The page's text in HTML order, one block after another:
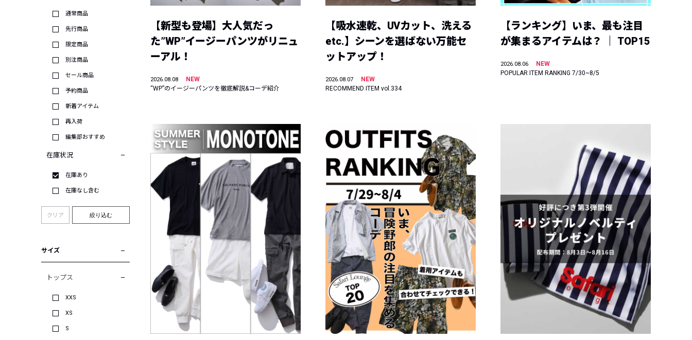
通常商品
先行商品
限定商品
別注商品
セール商品
予約商品
新着アイテム
再入荷
編集部おすすめ
在庫状況
在庫あり
在庫なし含む
クリア 絞り込む
サイズ
トップス
XXS
XS
S
【新型も登場】大人気だっ
た”WP”イージーパンツがリニュ
ーアル！
2026.08.08
NEW
“WP”のイージーパンツを徹底解説&コーデ紹介
【吸水速乾、UVカット、洗える
etc.】シーンを選ばない万能セ
ットアップ！
2026.08.07
NEW
RECOMMEND ITEM vol.334
【ランキング】いま、最も注目
が集まるアイテムは？ ｜ TOP15
2026.08.06
NEW
POPULAR ITEM RANKING 7/30~8/5